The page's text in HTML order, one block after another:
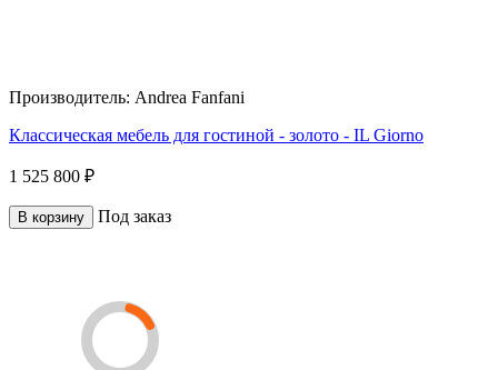
Производитель: Andrea Fanfani
Классическая мебель для гостиной - золото - IL Giorno
1 525 800 ₽
В корзину Под заказ